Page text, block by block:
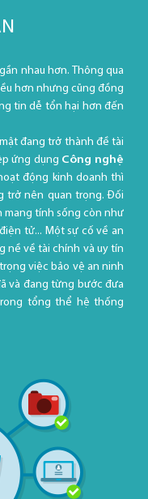
nhau hơn. Thông qua
hơn nhưng cũng đồng
tin dễ tổn hại hơn đến
đang trở thành đề tài
ứng dụng Công nghệ
động kinh doanh thì
trở nên quan trọng. Đối
mang tính sống còn như
tử... Một sự cố về an
nề về tài chính và uy tín
việc bảo vệ an ninh
và đang từng bước đưa
tổng thể hệ thống